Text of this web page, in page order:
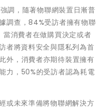
調，隨著物聯網裝置日漸普
調查，84%受訪者擁有物聯
消費者在做購買決定或者
者將資料安全與隱私列為首
外，消費者亦期待裝置擁有
力，50%的受訪者認為耗電
或未來準備將物聯網解決方